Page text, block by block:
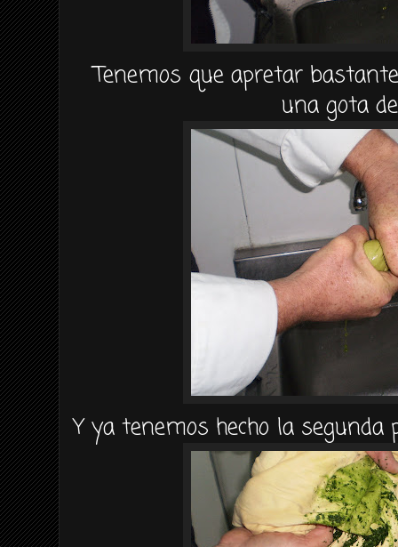
Tenemos que apretar
una gota
Y ya tenemos hecho la segunda